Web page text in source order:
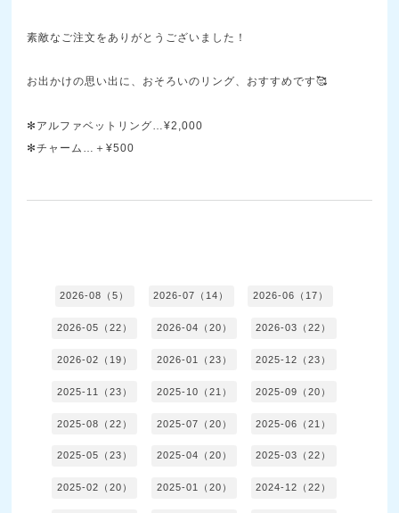
素敵なご注文をありがとうございました！
お出かけの思い出に、おそろいのリング、おすすめです🥰
✻アルファベットリング…¥2,000
✻チャーム…＋¥500
2026-08（5） 2026-07（14） 2026-06（17）
2026-05（22） 2026-04（20） 2026-03（22）
2026-02（19） 2026-01（23） 2025-12（23）
2025-11（23） 2025-10（21） 2025-09（20）
2025-08（22） 2025-07（20） 2025-06（21）
2025-05（23） 2025-04（20） 2025-03（22）
2025-02（20） 2025-01（20） 2024-12（22）